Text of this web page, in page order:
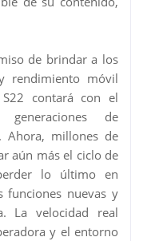
de brindar a los
rendimiento móvil
contará con el
de
Ahora, millones de
aún más el ciclo de
lo último en
funciones nuevas y
La velocidad real
y el entorno